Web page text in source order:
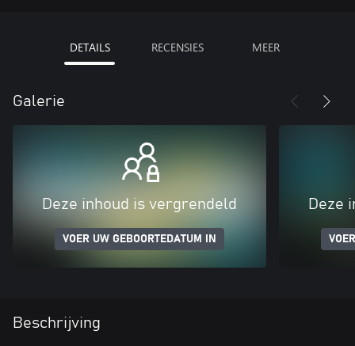
DETAILS RECENSIES MEER
Galerie
Deze inhoud is vergrendeld
VOER UW GEBOORTEDATUM IN
Deze
Beschrijving